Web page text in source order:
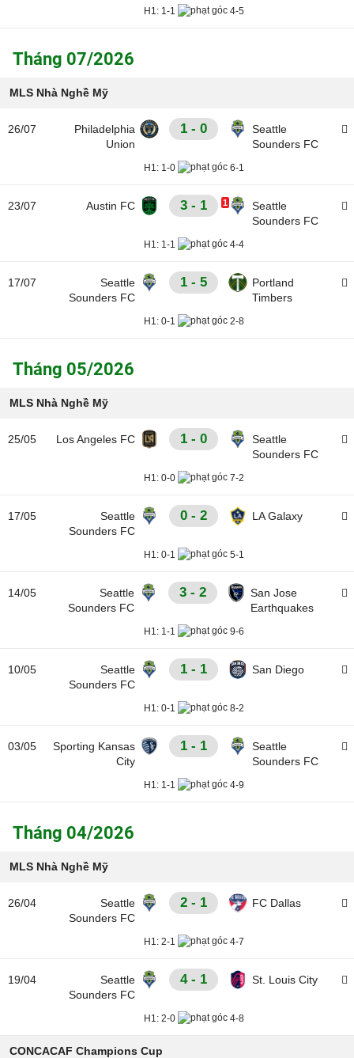
H1: 1-1 4-5
Tháng 07/2026
MLS Nhà Nghề Mỹ
26/07
Philadelphia
Union
1 - 0
Seattle
Sounders FC
H1: 1-0 6-1
23/07 Austin FC 3 - 1
Seattle
Sounders FC
1
H1: 1-1 4-4
17/07
Seattle
Sounders FC
1 - 5
Portland
Timbers
H1: 0-1 2-8
Tháng 05/2026
MLS Nhà Nghề Mỹ
25/05 Los Angeles FC 1 - 0
Seattle
Sounders FC
H1: 0-0 7-2
17/05
Seattle
Sounders FC
0 - 2 LA Galaxy
H1: 0-1 5-1
14/05
Seattle
Sounders FC
3 - 2
San Jose
Earthquakes
H1: 1-1 9-6
10/05
Seattle
Sounders FC
1 - 1 San Diego
H1: 0-1 8-2
03/05
Sporting Kansas
City
1 - 1
Seattle
Sounders FC
H1: 1-1 4-9
Tháng 04/2026
MLS Nhà Nghề Mỹ
26/04
Seattle
Sounders FC
2 - 1 FC Dallas
H1: 2-1 4-7
19/04
Seattle
Sounders FC
4 - 1 St. Louis City
H1: 2-0 4-8
CONCACAF Champions Cup